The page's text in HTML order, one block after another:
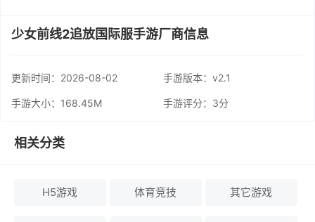
少女前线2追放国际服手游厂商信息
更新时间： 2026-08-02 手游版本：v2.1
手游大小：168.45M 手游评分： 3分
相关分类
H5游戏 体育竞技 其它游戏